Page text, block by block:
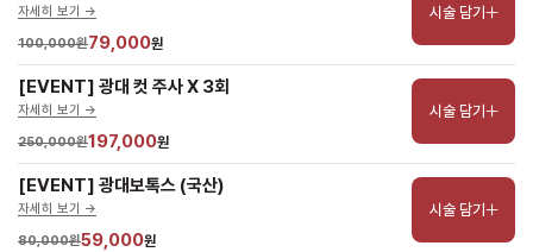
자세히 보기 ->
100,000원79,000원
시술 담기
[EVENT] 광대 컷 주사 X 3회
자세히 보기 ->
250,000원197,000원
시술 담기
[EVENT] 광대보톡스 (국산)
자세히 보기 ->
80,000원59,000원
시술 담기